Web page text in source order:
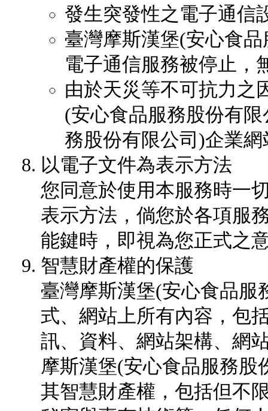
發生突發性之電子通信
臺灣摩斯漢堡(安心食
電子通信服務被停止，
由於天災等不可抗力之
(安心食品服務股份有
務股份有限公司)企業
以電子文件為表示方法
您同意於使用本服務時一
表示方法，倘您於各項服
能鍵時，即視為您正式之
智慧財產權的保護
臺灣摩斯漢堡(安心食品服
式、網站上所有內容，包
訊、資料、網站架構、網
摩斯漢堡(安心食品服務股
其智慧財產權，包括但不